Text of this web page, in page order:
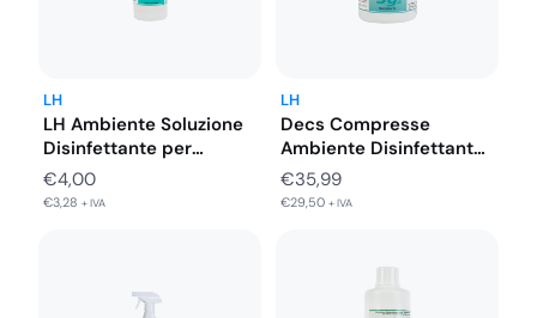
LH
LH Ambiente Soluzione
Disinfettante per
Superfici Dure PMC…
€4,00
€3,28 + IVA
LH
Decs Compresse
Ambiente Disinfettante
per Superfici e
Ambienti…
€35,99
€29,50 + IVA